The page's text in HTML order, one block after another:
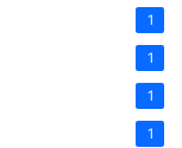
1
1
1
1